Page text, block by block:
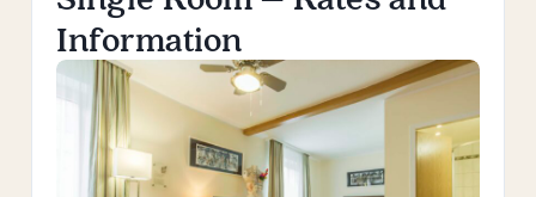
Information